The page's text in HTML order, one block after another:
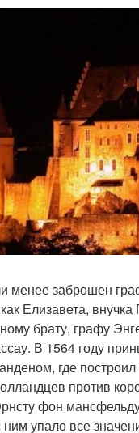
менее заброшен
Елизавета,
брату, графу
В 1564 году
где
против
фон
упало все